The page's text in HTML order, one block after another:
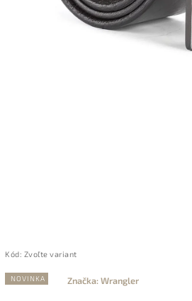
Kód: Zvoľte variant
NOVINKA Značka:Wrangler